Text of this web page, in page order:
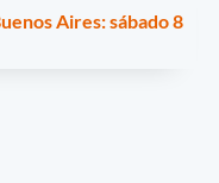
Aires: sábado 8